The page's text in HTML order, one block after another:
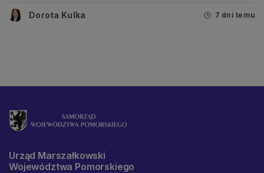
Dorota Kulka 7 dni temu
Urząd Marszałkowski
Województwa Pomorskiego